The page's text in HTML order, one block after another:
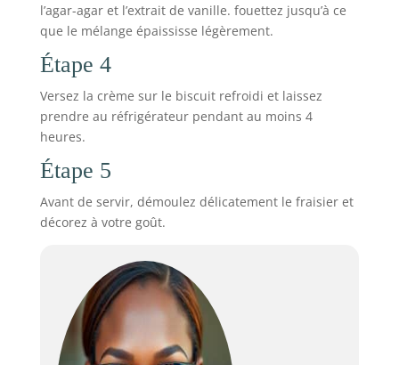
l’agar-agar et l’extrait de vanille. fouettez jusqu’à ce
que le mélange épaississe légèrement.
Étape 4
Versez la crème sur le biscuit refroidi et laissez
prendre au réfrigérateur pendant au moins 4
heures.
Étape 5
Avant de servir, démoulez délicatement le fraisier et
décorez à votre goût.